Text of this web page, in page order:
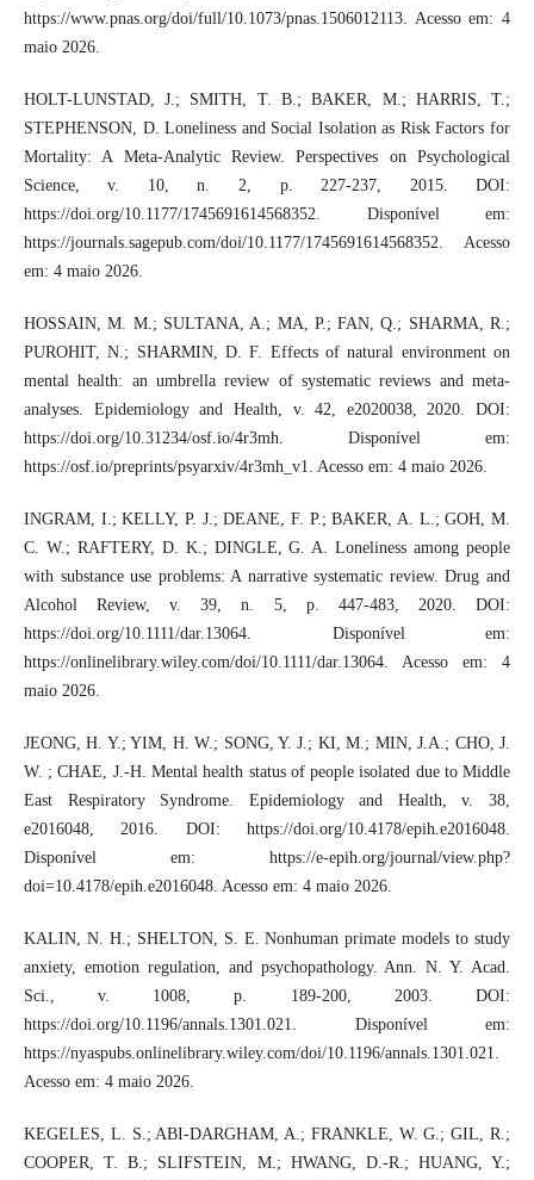
https://www.pnas.org/doi/full/10.1073/pnas.1506012113. Acesso em: 4
maio 2026.
HOLT-LUNSTAD, J.; SMITH, T. B.; BAKER, M.; HARRIS, T.;
STEPHENSON, D. Loneliness and Social Isolation as Risk Factors for
Mortality: A Meta-Analytic Review. Perspectives on Psychological
Science, v. 10, n. 2, p. 227-237, 2015. DOI:
https://doi.org/10.1177/1745691614568352. Disponível em:
https://journals.sagepub.com/doi/10.1177/1745691614568352. Acesso
em: 4 maio 2026.
HOSSAIN, M. M.; SULTANA, A.; MA, P.; FAN, Q.; SHARMA, R.;
PUROHIT, N.; SHARMIN, D. F. Effects of natural environment on
mental health: an umbrella review of systematic reviews and meta-
analyses. Epidemiology and Health, v. 42, e2020038, 2020. DOI:
https://doi.org/10.31234/osf.io/4r3mh. Disponível em:
https://osf.io/preprints/psyarxiv/4r3mh_v1. Acesso em: 4 maio 2026.
INGRAM, I.; KELLY, P. J.; DEANE, F. P.; BAKER, A. L.; GOH, M.
C. W.; RAFTERY, D. K.; DINGLE, G. A. Loneliness among people
with substance use problems: A narrative systematic review. Drug and
Alcohol Review, v. 39, n. 5, p. 447-483, 2020. DOI:
https://doi.org/10.1111/dar.13064. Disponível em:
https://onlinelibrary.wiley.com/doi/10.1111/dar.13064. Acesso em: 4
maio 2026.
JEONG, H. Y.; YIM, H. W.; SONG, Y. J.; KI, M.; MIN, J.A.; CHO, J.
W. ; CHAE, J.-H. Mental health status of people isolated due to Middle
East Respiratory Syndrome. Epidemiology and Health, v. 38,
e2016048, 2016. DOI: https://doi.org/10.4178/epih.e2016048.
Disponível em: https://e-epih.org/journal/view.php?
doi=10.4178/epih.e2016048. Acesso em: 4 maio 2026.
KALIN, N. H.; SHELTON, S. E. Nonhuman primate models to study
anxiety, emotion regulation, and psychopathology. Ann. N. Y. Acad.
Sci., v. 1008, p. 189-200, 2003. DOI:
https://doi.org/10.1196/annals.1301.021. Disponível em:
https://nyaspubs.onlinelibrary.wiley.com/doi/10.1196/annals.1301.021.
Acesso em: 4 maio 2026.
KEGELES, L. S.; ABI-DARGHAM, A.; FRANKLE, W. G.; GIL, R.;
COOPER, T. B.; SLIFSTEIN, M.; HWANG, D.-R.; HUANG, Y.;